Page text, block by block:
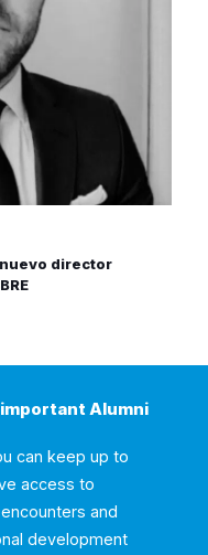
nuevo director
Alumni
can keep up to
access to
and
development